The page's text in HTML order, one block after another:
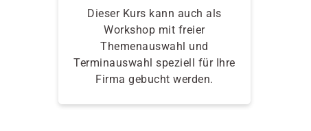
Dieser Kurs kann auch als
Workshop mit freier
Themenauswahl und
Terminauswahl speziell für Ihre
Firma gebucht werden.